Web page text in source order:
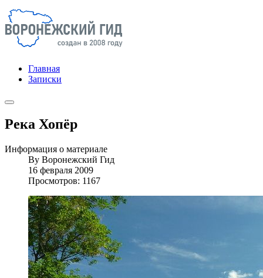
Главная
Записки
Река Хопёр
Информация о материале
By Воронежский Гид
16 февраля 2009
Просмотров: 1167